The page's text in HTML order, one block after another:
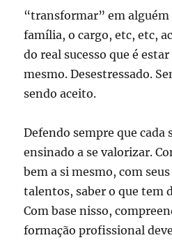
“transformar” em alguém
família, o cargo, etc, etc,
do real sucesso que é
mesmo. Desestressado.
sendo aceito.
Defendo sempre que cada
ensinado a se valorizar.
bem a si mesmo, com
talentos, saber o que tem
Com base nisso,
formação profissional